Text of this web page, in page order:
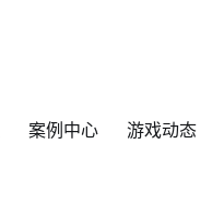
案例中心 游戏动态